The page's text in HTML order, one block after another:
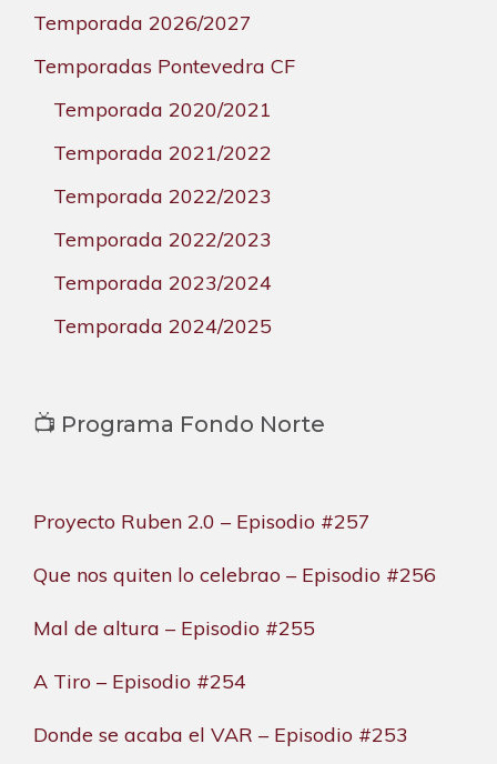
Temporada 2026/2027
Temporadas Pontevedra CF
Temporada 2020/2021
Temporada 2021/2022
Temporada 2022/2023
Temporada 2022/2023
Temporada 2023/2024
Temporada 2024/2025
📺 Programa Fondo Norte
Proyecto Ruben 2.0 – Episodio #257
Que nos quiten lo celebrao – Episodio #256
Mal de altura – Episodio #255
A Tiro – Episodio #254
Donde se acaba el VAR – Episodio #253